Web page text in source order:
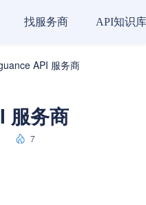
找服务商 API知识库
API 服务商
服务商
7